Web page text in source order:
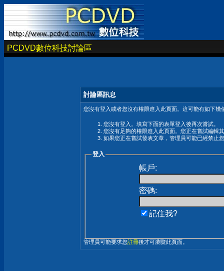
PCDVD數位科技討論區
討論區訊息
您沒有登入或者您沒有權限進入此頁面。這可能有如下幾
您沒有登入。填寫下面的表單登入後再次嘗試。
您沒有足夠的權限進入此頁面。您正在嘗試編輯
如果您正在嘗試發表文章，管理員可能已經禁止
登入
帳戶:
密碼:
記住我?
管理員可能要求您註冊後才可瀏覽此頁面。